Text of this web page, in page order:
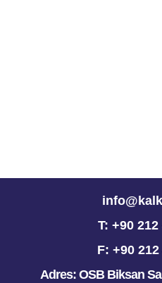
T: +90
F: +90
Adres: OSB Biksan